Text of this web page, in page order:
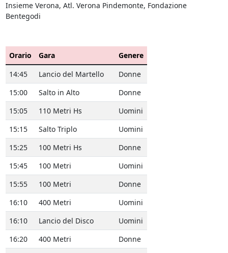
Insieme Verona, Atl. Verona Pindemonte, Fondazione
Bentegodi
Orario Gara
Genere
14:45
Lancio del Martello
Donne
15:00
Salto in Alto
Donne
15:05
110 Metri Hs
Uomini
15:15
Salto Triplo
Uomini
15:25
100 Metri Hs
Donne
15:45
100 Metri
Uomini
15:55
100 Metri
Donne
16:10
400 Metri
Uomini
16:10
Lancio del Disco
Uomini
16:20
400 Metri
Donne